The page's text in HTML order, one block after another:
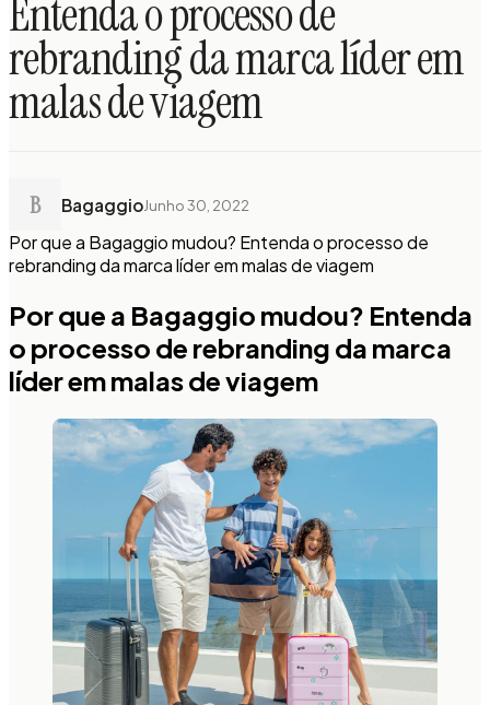
Entenda o processo de
rebranding da marca líder em
malas de viagem
B BagaggioJunho 30, 2022
Por que a Bagaggio mudou? Entenda o processo de
rebranding da marca líder em malas de viagem
Por que a Bagaggio mudou? Entenda
o processo de rebranding da marca
líder em malas de viagem